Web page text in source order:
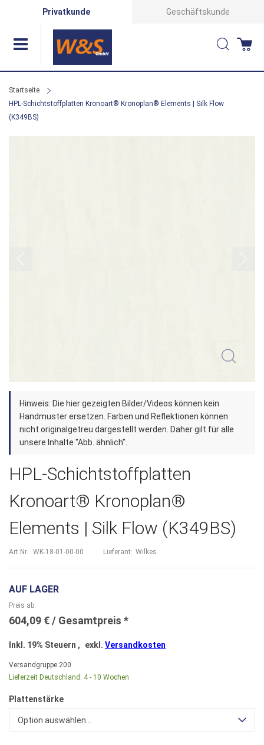
Privatkunde Geschäftskunde
Suche
Startseite
HPL-Schichtstoffplatten Kronoart® Kronoplan® Elements | Silk Flow
(K349BS)
Zum
Anfang
der
Bildergalerie
Hinweis: Die hier gezeigten Bilder/Videos können kein
Handmuster ersetzen. Farben und Reflektionen können
nicht originalgetreu dargestellt werden. Daher gilt für alle
unsere Inhalte "Abb. ähnlich".
HPL-Schichtstoffplatten
Kronoart® Kronoplan®
Elements | Silk Flow (K349BS)
Art.Nr. WK-18-01-00-00 Lieferant: Wilkes
AUF LAGER
Preis ab
604,09 €
Inkl. 19% Steuern , exkl. Versandkosten
Versandgruppe 200
Lieferzeit Deutschland: 4 - 10 Wochen
Plattenstärke
Option auswählen...